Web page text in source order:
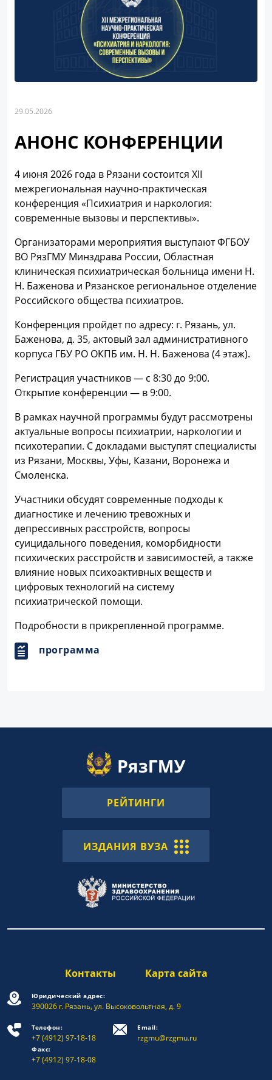
29.05.2026
АНОНС КОНФЕРЕНЦИИ
4 июня 2026 года в Рязани состоится XII
межрегиональная научно-практическая
конференция «Психиатрия и наркология:
современные вызовы и перспективы».
Организаторами мероприятия выступают ФГБОУ
ВО РязГМУ Минздрава России, Областная
клиническая психиатрическая больница имени Н.
Н. Баженова и Рязанское региональное отделение
Российского общества психиатров.
Конференция пройдет по адресу: г. Рязань, ул.
Баженова, д. 35, актовый зал административного
корпуса ГБУ РО ОКПБ им. Н. Н. Баженова (4 этаж).
Регистрация участников — с 8:30 до 9:00.
Открытие конференции — в 9:00.
В рамках научной программы будут рассмотрены
актуальные вопросы психиатрии, наркологии и
психотерапии. С докладами выступят специалисты
из Рязани, Москвы, Уфы, Казани, Воронежа и
Смоленска.
Участники обсудят современные подходы к
диагностике и лечению тревожных и
депрессивных расстройств, вопросы
суицидального поведения, коморбидности
психических расстройств и зависимостей, а также
влияние новых психоактивных веществ и
цифровых технологий на систему
психиатрической помощи.
Подробности в прикрепленной программе.
программа
РЕЙТИНГИ
ИЗДАНИЯ ВУЗА
Контакты Карта сайта
Юридический адрес:
390026 г. Рязань, ул. Высоковольтная, д. 9
Телефон:
+7 (4912) 97-18-18
Факс:
+7 (4912) 97-18-08
Email:
rzgmu@rzgmu.ru